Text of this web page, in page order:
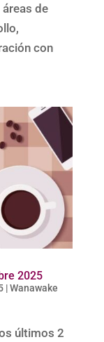
de
con
2025
|Wanawake
últimos 2